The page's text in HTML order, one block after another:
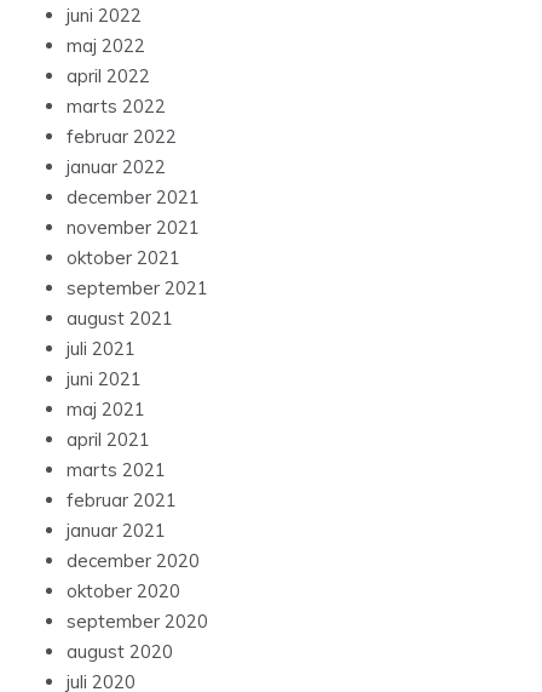
juni 2022
maj 2022
april 2022
marts 2022
februar 2022
januar 2022
december 2021
november 2021
oktober 2021
september 2021
august 2021
juli 2021
juni 2021
maj 2021
april 2021
marts 2021
februar 2021
januar 2021
december 2020
oktober 2020
september 2020
august 2020
juli 2020